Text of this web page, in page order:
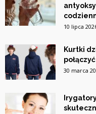
10 lipca
Kurtki
30 marca